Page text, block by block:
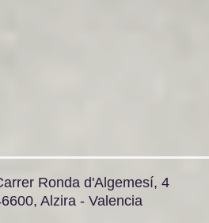
Ronda d'Algemesí, 4
Alzira - Valencia